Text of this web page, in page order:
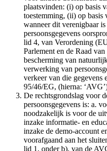
plaatsvinden: (i) op basis
toestemming, (ii) op
wanneer dit verenigbaar
persoonsgegevens
lid 4, van Verordening
Parlement en de Raad
bescherming van
verwerking van
verkeer van die
95/46/EG, (hierna:
De rechtsgrondslag voor
persoonsgegevens is: a.
noodzakelijk is voor de
inzake informatie- en
inzake de demo-account
voorafgaand aan het
lid 1, onder b), van de